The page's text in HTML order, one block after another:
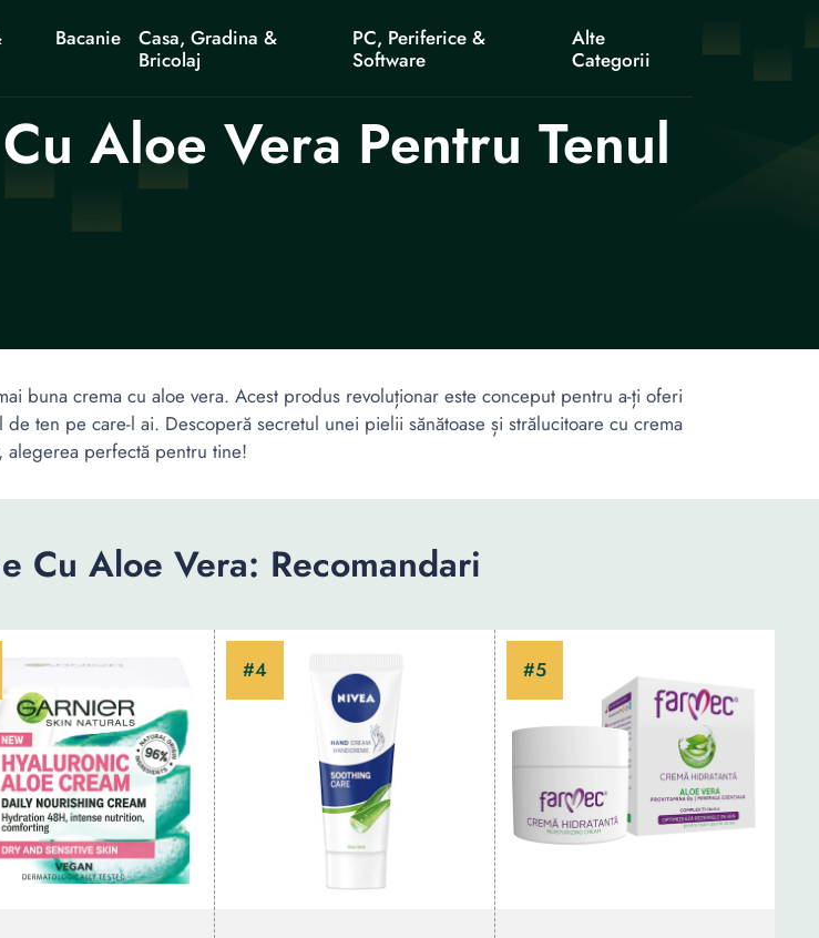
Bacanie
Casa, Gradina &
Bricolaj
PC, Periferice &
Software
Alte
Categorii
Aloe Vera Pentru Tenul
buna crema cu aloe vera. Acest produs revoluționar este conceput pentru a-ți oferi
ten pe care-l ai. Descoperă secretul unei pielii sănătoase și strălucitoare cu crema
alegerea perfectă pentru tine!
Cu Aloe Vera: Recomandari